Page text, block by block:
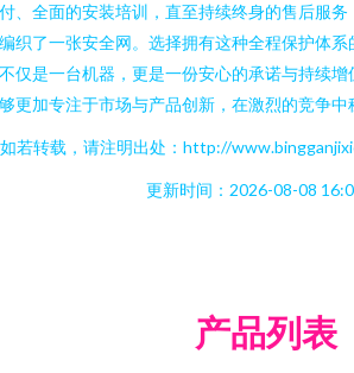
、全面的安装培训，直至持续终身的售后服
织了一张安全网。选择拥有这种全程保护体
仅是一台机器，更是一份安心的承诺与持续
更加专注于市场与产品创新，在激烈的竞争中
如若转载，请注明出处：http://
更新时间：2026-08-08
产品列表